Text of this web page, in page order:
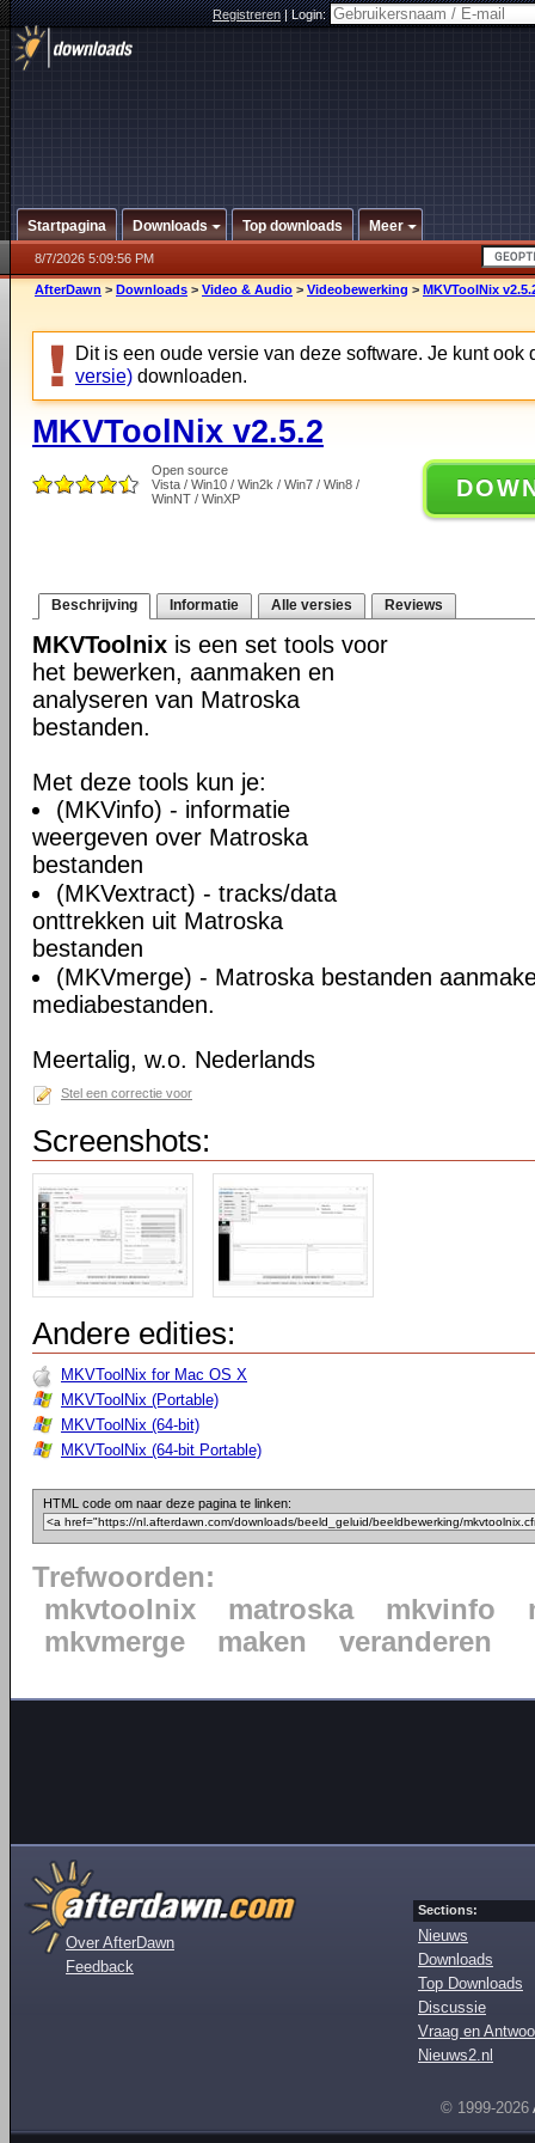
Registreren|Login:
Startpagina Downloads Top downloads Meer
8/7/2026 5:09:56 PM
AfterDawn > Downloads > Video & Audio > Videobewerking > MKVToolNix
Dit is een oude versie van deze software. Je kunt ook
versie) downloaden.
MKVToolNix v2.5.2
Open source
Vista / Win10 / Win2k / Win7 / Win8 /
WinNT / WinXP
Beschrijving Informatie Alle versies Reviews
MKVToolnix is een set tools voor
het bewerken, aanmaken en
analyseren van Matroska
bestanden.
Met deze tools kun je:
(MKVinfo) - informatie
weergeven over Matroska
bestanden
(MKVextract) - tracks/data
onttrekken uit Matroska
bestanden
(MKVmerge) - Matroska bestanden
mediabestanden.
Meertalig, w.o. Nederlands
Stel een correctie voor
Screenshots:
Andere edities:
MKVToolNix for Mac OS X
MKVToolNix (Portable)
MKVToolNix (64-bit)
MKVToolNix (64-bit Portable)
HTML code om naar deze pagina te linken:
Trefwoorden:
mkvtoolnix
matroska mkvinfo
mkvmerge
maken veranderen
Over AfterDawn
Feedback
Sections:
Nieuws
Downloads
Top Downloads
Discussie
Vraag en
Nieuws2.nl
© 1999-2026